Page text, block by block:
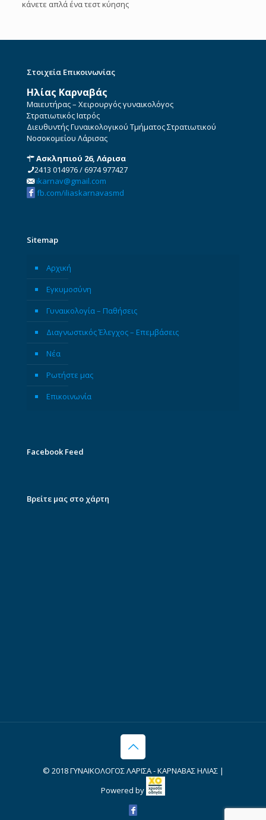
κάνετε απλά ένα τεστ κύησης
Στοιχεία Επικοινωνίας
Ηλίας Καρναβάς
Μαιευτήρας – Χειρουργός γυναικολόγος
Στρατιωτικός Ιατρός
Διευθυντής Γυναικολογικού Τμήματος Στρατιωτικού
Νοσοκομείου Λάρισας
Ασκληπιού 26, Λάρισα
2413 014976/6974 977427
ikarnav@gmail.com
fb.com/iliaskarnavasmd
Sitemap
Αρχική
Εγκυμοσύνη
Γυναικολογία – Παθήσεις
Διαγνωστικός Έλεγχος – Επεμβάσεις
Νέα
Ρωτήστε μας
Επικοινωνία
Facebook Feed
Βρείτε μας στο χάρτη
© 2018 ΓΥΝΑΙΚΟΛΟΓΟΣ ΛΑΡΙΣΑ - ΚΑΡΝΑΒΑΣ ΗΛΙΑΣ |
Powered by